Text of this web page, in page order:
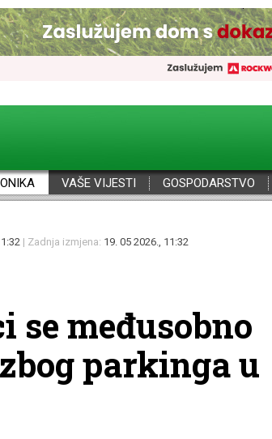
VAŠE VIJESTI GOSPODARSTVO
| Zadnja izmjena: 19. 05 2026., 11:32
se međusobno
parkinga u